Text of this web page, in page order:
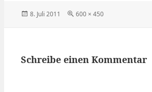
Veröffentlicht
8. Juli 2011
Volle
600 × 450
Schreibe einen Kommentar